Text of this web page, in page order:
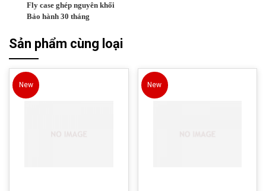
Fly case ghép nguyên khối
Bảo hành 30 tháng
Sản phẩm cùng loại
New New